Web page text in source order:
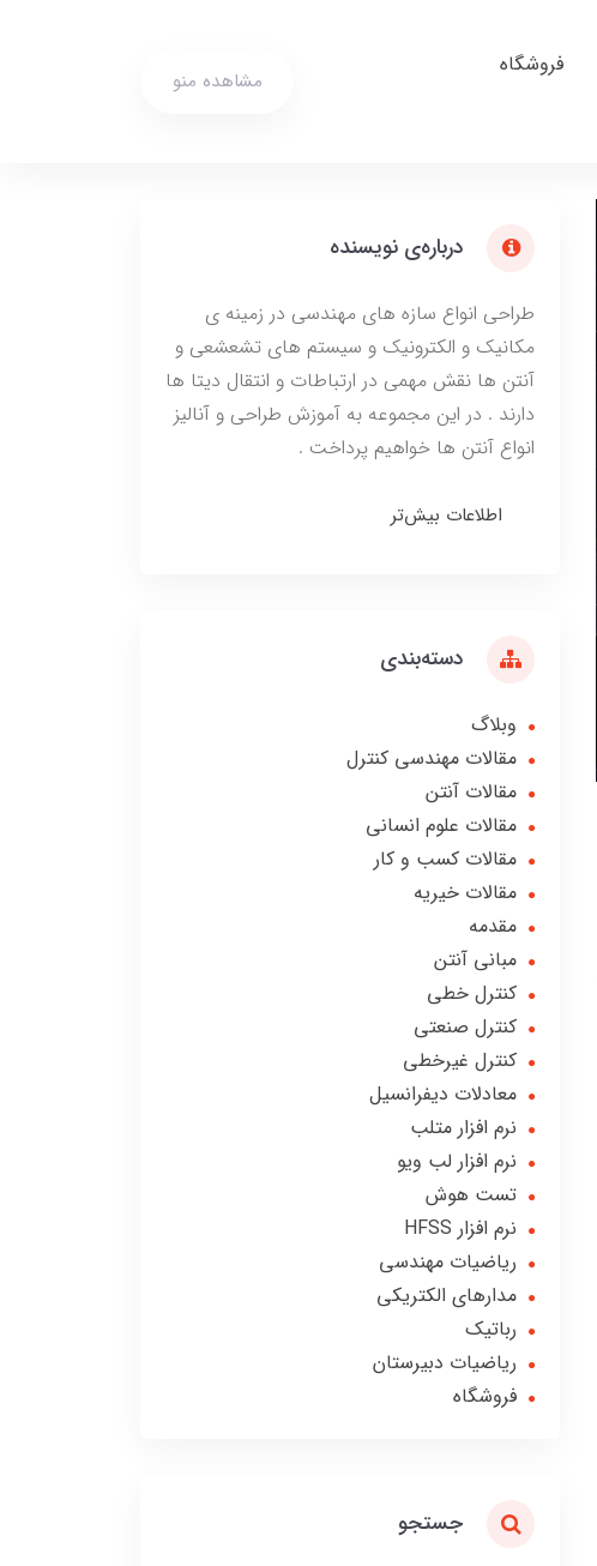
فروشگاه
مشاهده منو
درباره‌ی نویسنده
طراحی انواع سازه های مهندسی در زمینه ی
مکانیک و الکترونیک و سیستم های تشعشعی و
آنتن ها نقش مهمی در ارتباطات و انتقال دیتا ها
دارند . در این مجموعه به آموزش طراحی و آنالیز
انواع آنتن ها خواهیم پرداخت .
اطلاعات بیش‌تر
دسته‌بندی
وبلاگ
مقالات مهندسی کنترل
مقالات آنتن
مقالات علوم انسانی
مقالات کسب و کار
مقالات خیریه
مقدمه
مبانی آنتن
کنترل خطی
کنترل صنعتی
کنترل غیرخطی
معادلات دیفرانسیل
نرم افزار متلب
نرم افزار لب ویو
تست هوش
نرم افزار HFSS
ریاضیات مهندسی
مدارهای الکتریکی
رباتیک
ریاضیات دبیرستان
فروشگاه
جستجو